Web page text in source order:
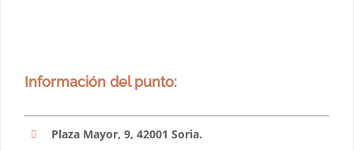
Información del punto:
Plaza Mayor, 9, 42001 Soria.